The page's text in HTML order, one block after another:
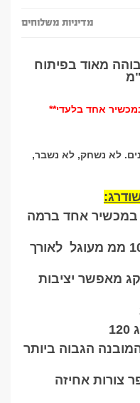
מדיניות משלוחים
מאוד בפיתוח
**הקומבו המושלם – חדר כושר שלם במכשיר אחד בלעדי
לא נשחק, לא נשבר,
:
במכשיר אחד ברמה
פרופיל מאסיבי 50 ממ על 100 ממ מעוגל לאורך
משקל נטו של המכשיר 510 קג מאפשר יציבות
הגבוה ביותר
צורות אחיזה